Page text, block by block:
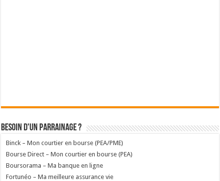
Besoin d'un parrainage ?
Binck – Mon courtier en bourse (PEA/PME)
Bourse Direct – Mon courtier en bourse (PEA)
Boursorama – Ma banque en ligne
Fortunéo – Ma meilleure assurance vie